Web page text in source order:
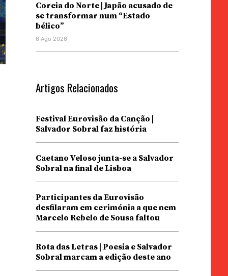
Coreia do Norte | Japão acusado de
se transformar num “Estado
bélico”
6 Ago 2026
Artigos Relacionados
Festival Eurovisão da Canção |
Salvador Sobral faz história
Caetano Veloso junta-se a Salvador
Sobral na final de Lisboa
Participantes da Eurovisão
desfilaram em cerimónia a que nem
Marcelo Rebelo de Sousa faltou
Rota das Letras | Poesia e Salvador
Sobral marcam a edição deste ano